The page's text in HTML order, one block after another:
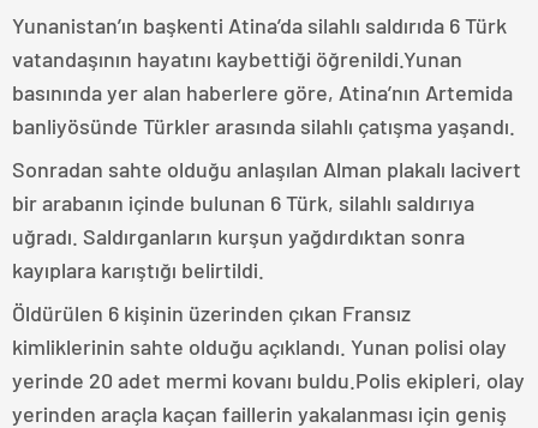
Yunanistan’ın başkenti Atina’da silahlı saldırıda 6 Türk
vatandaşının hayatını kaybettiği öğrenildi.Yunan
basınında yer alan haberlere göre, Atina’nın Artemida
banliyösünde Türkler arasında silahlı çatışma yaşandı.
Sonradan sahte olduğu anlaşılan Alman plakalı lacivert
bir arabanın içinde bulunan 6 Türk, silahlı saldırıya
uğradı. Saldırganların kurşun yağdırdıktan sonra
kayıplara karıştığı belirtildi.
Öldürülen 6 kişinin üzerinden çıkan Fransız
kimliklerinin sahte olduğu açıklandı. Yunan polisi olay
yerinde 20 adet mermi kovanı buldu.Polis ekipleri, olay
yerinden araçla kaçan faillerin yakalanması için geniş